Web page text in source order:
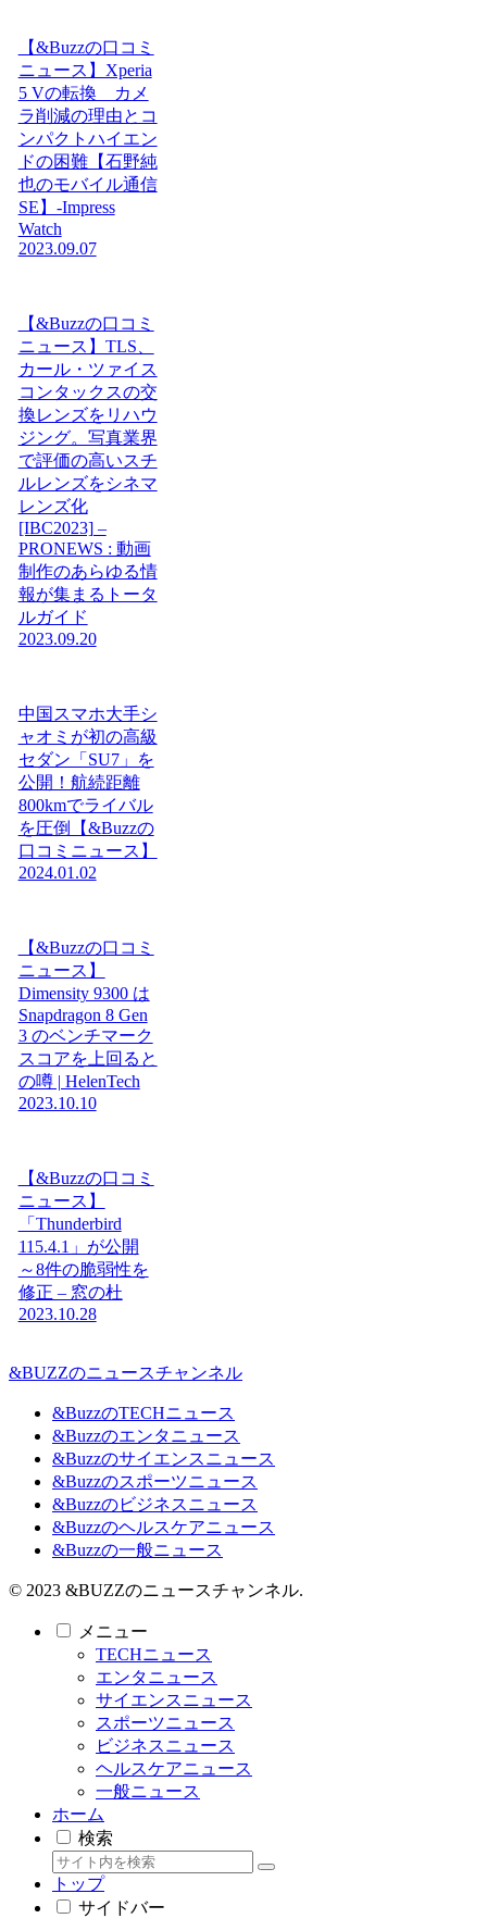
【&Buzzの口コミ
ニュース】Xperia
5 Vの転換 カメ
ラ削減の理由とコ
ンパクトハイエン
ドの困難【石野純
也のモバイル通信
SE】-Impress
Watch
2023.09.07
【&Buzzの口コミ
ニュース】TLS、
カール・ツァイス
コンタックスの交
換レンズをリハウ
ジング。写真業界
で評価の高いスチ
ルレンズをシネマ
レンズ化
[IBC2023] –
PRONEWS : 動画
制作のあらゆる情
報が集まるトータ
ルガイド
2023.09.20
中国スマホ大手シ
ャオミが初の高級
セダン「SU7」を
公開！航続距離
800kmでライバル
を圧倒【&Buzzの
口コミニュース】
2024.01.02
【&Buzzの口コミ
ニュース】
Dimensity 9300 は
Snapdragon 8 Gen
3 のベンチマーク
スコアを上回ると
の噂 | HelenTech
2023.10.10
【&Buzzの口コミ
ニュース】
「Thunderbird
115.4.1」が公開
～8件の脆弱性を
修正 – 窓の杜
2023.10.28
&BUZZのニュースチャンネル
&BuzzのTECHニュース
&Buzzのエンタニュース
&Buzzのサイエンスニュース
&Buzzのスポーツニュース
&Buzzのビジネスニュース
&Buzzのヘルスケアニュース
&Buzzの一般ニュース
© 2023 &BUZZのニュースチャンネル.
メニュー
TECHニュース
エンタニュース
サイエンスニュース
スポーツニュース
ビジネスニュース
ヘルスケアニュース
一般ニュース
ホーム
検索
トップ
サイドバー